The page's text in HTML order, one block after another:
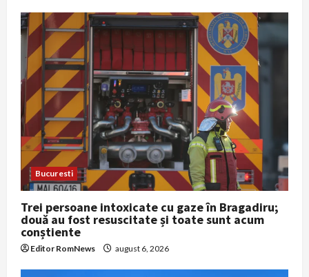
Bucuresti
Trei persoane intoxicate cu gaze în Bragadiru;
două au fost resuscitate și toate sunt acum
conștiente
Editor RomNews august 6, 2026